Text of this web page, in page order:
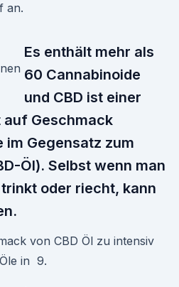
an.
Es enthält mehr als
60 Cannabinoide
und CBD ist einer
auf Geschmack
Gegensatz zum
Öl). Selbst wenn man
oder riecht, kann
von CBD Öl zu intensiv
in 9.